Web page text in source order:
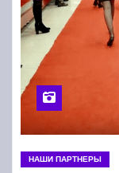
НАШИ ПАРТНЕРЫ